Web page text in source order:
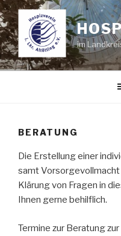
Zum
Inhalt
springen
im
BERATUNG
Die Erstellung einer
samt
Klärung von Fragen in
Ihnen gerne behilflich.
Termine zur Beratung